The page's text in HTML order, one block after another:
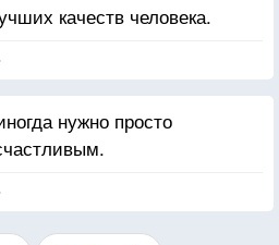
качеств человека.
нужно просто